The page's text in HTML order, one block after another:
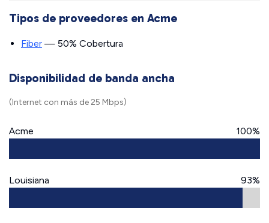
Tipos de proveedores en Acme
Fiber — 50% Cobertura
Disponibilidad de banda ancha
(Internet con más de 25 Mbps)
Acme 100%
Louisiana 93%